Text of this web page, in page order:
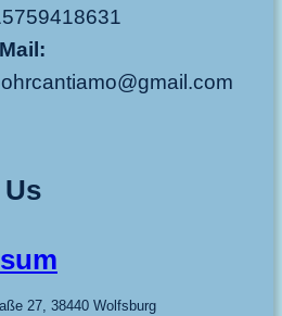
27, 38440 Wolfsburg